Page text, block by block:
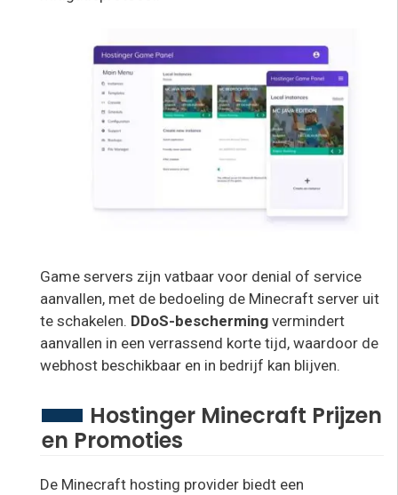
Game servers zijn vatbaar voor denial of service
aanvallen, met de bedoeling de Minecraft server uit
te schakelen. DDoS-bescherming vermindert
aanvallen in een verrassend korte tijd, waardoor de
webhost beschikbaar en in bedrijf kan blijven.
Hostinger Minecraft Prijzen
en Promoties
De Minecraft hosting provider biedt een